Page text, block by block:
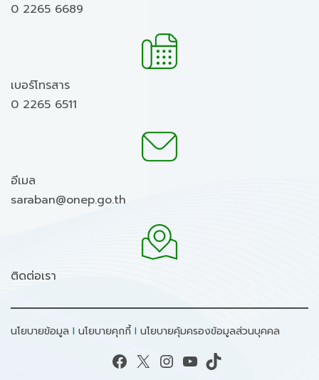
0 2265 6689
เบอร์โทรสาร
0 2265 6511
อีเมล
saraban@onep.go.th
ติดต่อเรา
นโยบายข้อมูล I นโยบายคุกกี้ I นโยบายคุ้มครองข้อมูลส่วนบุคคล
Facebook X Instagram YouTube TikTok